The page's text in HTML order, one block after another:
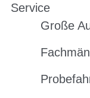
Service
Große